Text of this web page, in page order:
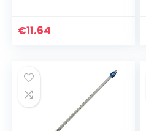
Thuis Brew
€11.64